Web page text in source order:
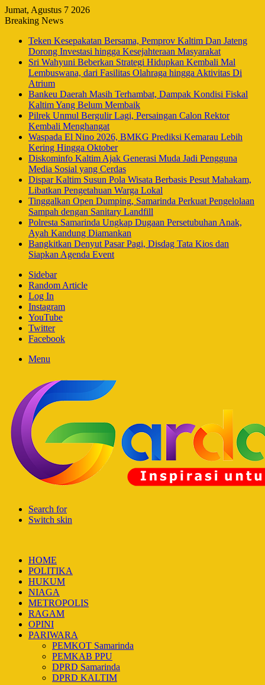
Jumat, Agustus 7 2026
Breaking News
Teken Kesepakatan Bersama, Pemprov Kaltim Dan Jateng
Dorong Investasi hingga Kesejahteraan Masyarakat
Sri Wahyuni Beberkan Strategi Hidupkan Kembali Mal
Lembuswana, dari Fasilitas Olahraga hingga Aktivitas Di
Atrium
Bankeu Daerah Masih Terhambat, Dampak Kondisi Fiskal
Kaltim Yang Belum Membaik
Pilrek Unmul Bergulir Lagi, Persaingan Calon Rektor
Kembali Menghangat
Waspada El Nino 2026, BMKG Prediksi Kemarau Lebih
Kering Hingga Oktober
Diskominfo Kaltim Ajak Generasi Muda Jadi Pengguna
Media Sosial yang Cerdas
Dispar Kaltim Susun Pola Wisata Berbasis Pesut Mahakam,
Libatkan Pengetahuan Warga Lokal
Tinggalkan Open Dumping, Samarinda Perkuat Pengelolaan
Sampah dengan Sanitary Landfill
Polresta Samarinda Ungkap Dugaan Persetubuhan Anak,
Ayah Kandung Diamankan
Bangkitkan Denyut Pasar Pagi, Disdag Tata Kios dan
Siapkan Agenda Event
Sidebar
Random Article
Log In
Instagram
YouTube
Twitter
Facebook
Menu
Search for
Switch skin
HOME
POLITIKA
HUKUM
NIAGA
METROPOLIS
RAGAM
OPINI
PARIWARA
PEMKOT Samarinda
PEMKAB PPU
DPRD Samarinda
DPRD KALTIM